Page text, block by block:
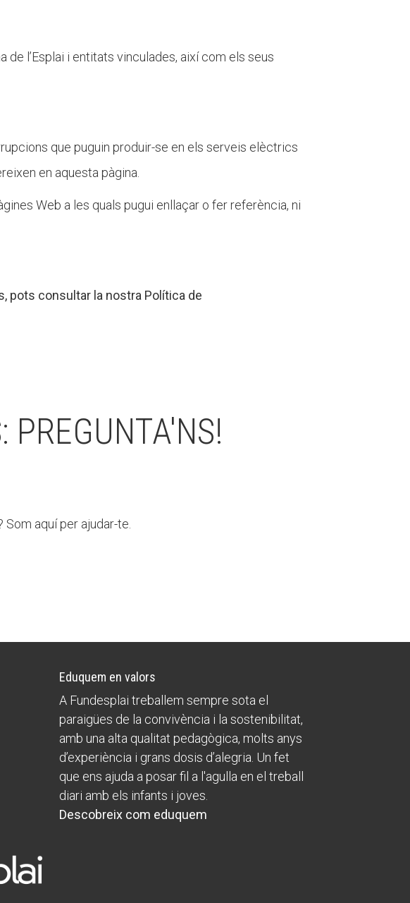
de l’Esplai i entitats vinculades, així com els seus
que puguin produir-se en els serveis elèctrics
en aquesta pàgina.
Web a les quals pugui enllaçar o fer referència, ni
pots consultar la nostra Política de
PREGUNTA'NS!
aquí per ajudar-te.
Eduquem en valors
A Fundesplai treballem sempre sota el
paraigües de la convivència i la sostenibilitat,
amb una alta qualitat pedagògica, molts anys
d’experiència i grans dosis d’alegria. Un fet
que ens ajuda a posar fil a l'agulla en el treball
diari amb els infants i joves.
Descobreix com eduquem